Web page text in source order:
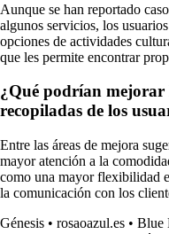
Aunque se han reportado
algunos servicios, los
opciones de actividades
que les permite encontrar
¿Qué podrían mejorar
recopiladas de los
Entre las áreas de mejora
mayor atención a la
como una mayor flexibilidad
la comunicación con los
Génesis • rosaoazul.es • Blue